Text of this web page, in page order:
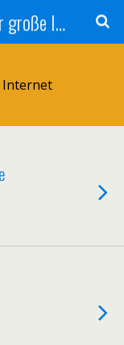
INTERNETMILLIONÄR - Der große Internetmarketer Vergleich
Internet